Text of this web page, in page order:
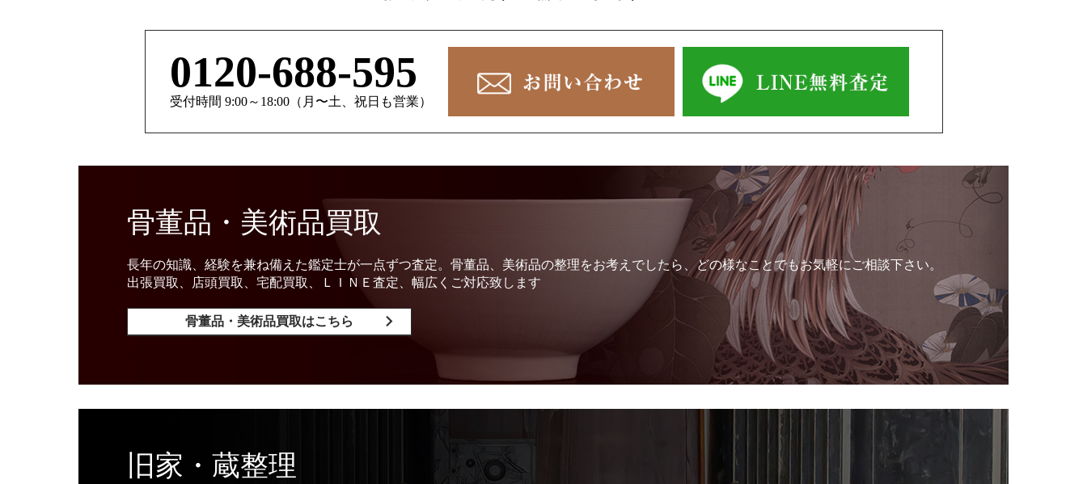
0120-688-595
受付時間 9:00～18:00（月〜土、祝日も営業）
骨董品・美術品買取
長年の知識、経験を兼ね備えた鑑定士が一点ずつ査定。骨董品、美術品の整理をお考えでしたら、どの様なことでもお気軽にご相談下さい。
出張買取、店頭買取、宅配買取、ＬＩＮＥ査定、幅広くご対応致します
骨董品・美術品買取はこちら
旧家・蔵整理